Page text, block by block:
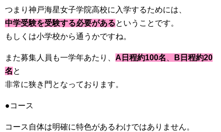
つまり神戸海星女子学院高校に入学するためには、
中学受験を受験する必要があるということです。
もしくは小学校から通うかですね。
また募集人員も一学年あたり、 A日程約100名 、
B日程約20
名 と
非常に狭き門となっております。
●コース
コース自体は明確に特色があるわけではありません。